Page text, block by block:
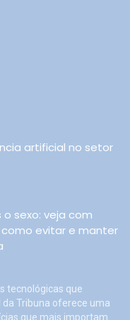
artificial no setor
sexo: veja com
como evitar e manter
tecnológicas que
Tribuna oferece uma
que mais importam.